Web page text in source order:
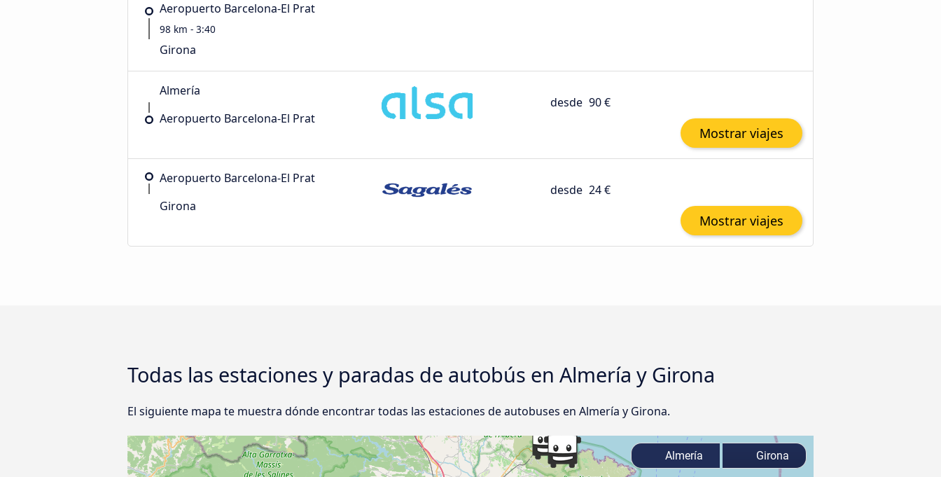
Aeropuerto Barcelona-El Prat
98 km - 3:40
Girona
Almería
Aeropuerto Barcelona-El Prat
desde 90 €
Mostrar viajes
Aeropuerto Barcelona-El Prat
Girona
desde 24 €
Mostrar viajes
Todas las estaciones y paradas de autobús en Almería y Girona
El siguiente mapa te muestra dónde encontrar todas las estaciones de autobuses en Almería y Girona.
Almería Girona